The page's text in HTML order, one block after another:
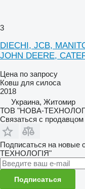
3
DIECHI, JCB,
JOHN DEERE,
Цена по запросу
Ковш для силоса
2018
Украина, Житомир
ТОВ "НОВА-
Связаться с продавцом
Подписаться на
ТЕХНОЛОГІЯ"
Подписаться